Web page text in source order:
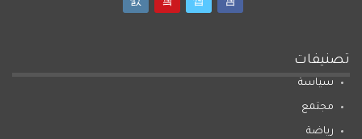
تصنيفات
سياسة
مجتمع
رياضة